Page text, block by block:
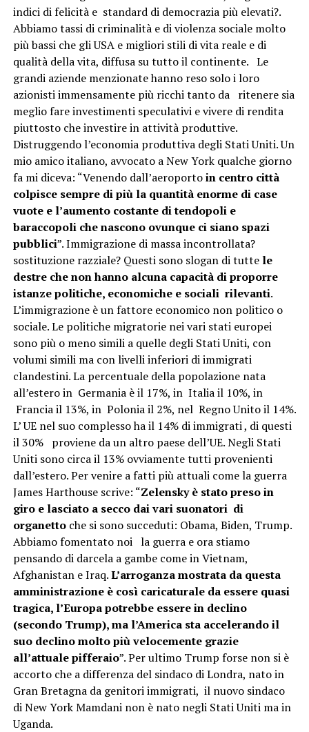
indici di felicità e standard di democrazia più elevati?.
Abbiamo tassi di criminalità e di violenza sociale molto
più bassi che gli USA e migliori stili di vita reale e di
qualità della vita, diffusa su tutto il continente. Le
grandi aziende menzionate hanno reso solo i loro
azionisti immensamente più ricchi tanto da ritenere sia
meglio fare investimenti speculativi e vivere di rendita
piuttosto che investire in attività produttive.
Distruggendo l’economia produttiva degli Stati Uniti. Un
mio amico italiano, avvocato a New York qualche giorno
fa mi diceva: “Venendo dall’aeroportoin centro città
colpisce sempre di più la quantità enorme di case
vuote e l’aumento costante di tendopoli e
baraccopoli che nascono ovunque ci siano spazi
pubblici”. Immigrazione di massa incontrollata?
sostituzione razziale? Questi sono slogan di tutte le
destre che non hanno alcuna capacità di proporre
istanze politiche, economiche e sociali rilevanti.
L’immigrazione è un fattore economico non politico o
sociale. Le politiche migratorie nei vari stati europei
sono più o meno simili a quelle degli Stati Uniti, con
volumi simili ma con livelli inferiori di immigrati
clandestini. La percentuale della popolazione nata
all’estero in Germania è il 17%, in Italia il 10%, in
Francia il 13%, in Polonia il 2%, nel Regno Unito il 14%.
L’ UE nel suo complesso ha il 14% di immigrati , di questi
il 30% proviene da un altro paese dell’UE. Negli Stati
Uniti sono circa il 13% ovviamente tutti provenienti
dall’estero. Per venire a fatti più attuali come la guerra
James Harthouse scrive: “Zelensky è stato preso in
giro e lasciato a secco dai vari suonatori di
organettoche si sono succeduti: Obama, Biden, Trump.
Abbiamo fomentato noi la guerra e ora stiamo
pensando di darcela a gambe come in Vietnam,
Afghanistan e Iraq.L’arroganza mostrata da questa
amministrazione è così caricaturale da essere quasi
tragica, l’Europa potrebbe essere in declino
(secondo Trump), ma l’America sta accelerando il
suo declino molto più velocemente grazie
all’attuale pifferaio”. Per ultimo Trump forse non si è
accorto che a differenza del sindaco di Londra, nato in
Gran Bretagna da genitori immigrati, il nuovo sindaco
di New York Mamdani non è nato negli Stati Uniti ma in
Uganda.